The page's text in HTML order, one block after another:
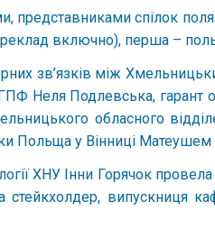
представниками спілок
включно), перша –
зв’язків між
Неля Подлевська, гарант
обласного
Польща у Вінниці
ХНУ Інни Горячок провела
стейкхолдер, випускниця